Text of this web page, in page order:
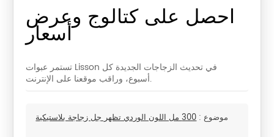
احصل على كتالوج وعرض
أسعار
تستمر عبوات Lisson في تحديث الزجاجات الجديدة كل
أسبوع، وراقب موقعنا على الإنترنت.
موضوع : 300 مل اللون الوردي تظهر جل زجاجة بلاستيكية